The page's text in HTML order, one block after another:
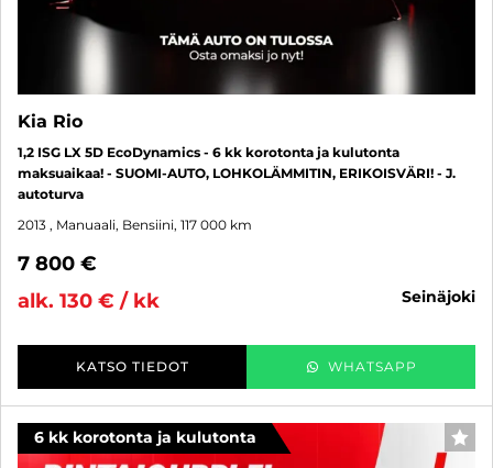
Kia Rio
1,2 ISG LX 5D EcoDynamics - 6 kk korotonta ja kulutonta
maksuaikaa! - SUOMI-AUTO, LOHKOLÄMMITIN, ERIKOISVÄRI! - J.
autoturva
2013 , Manuaali, Bensiini, 117 000 km
7 800 €
alk. 130 € / kk
seinäjoki
KATSO TIEDOT WHATSAPP
6 kk korotonta ja kulutonta